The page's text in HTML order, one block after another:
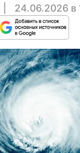
24.06.2026 в